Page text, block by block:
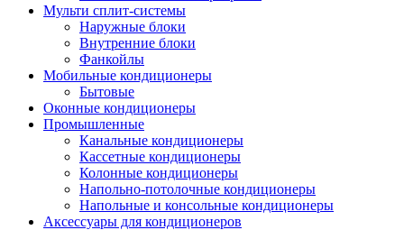
Мульти сплит-системы
Наружные блоки
Внутренние блоки
Фанкойлы
Мобильные кондиционеры
Бытовые
Оконные кондиционеры
Промышленные
Канальные кондиционеры
Кассетные кондиционеры
Колонные кондиционеры
Напольно-потолочные кондиционеры
Напольные и консольные кондиционеры
Аксессуары для кондиционеров